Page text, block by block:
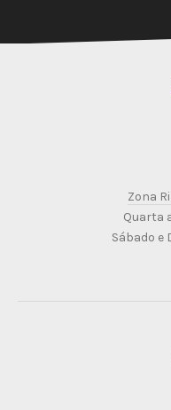
Zona
Quarta
Sábado e